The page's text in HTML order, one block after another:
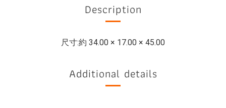
Description
尺寸:約 34.00 × 17.00 × 45.00
Additional details